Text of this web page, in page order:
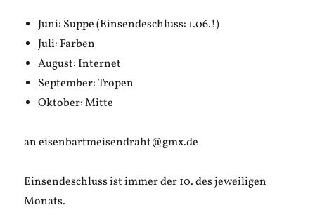
Juni: Suppe (Einsendeschluss: 1.06.!)
Juli: Farben
August: Internet
September: Tropen
Oktober: Mitte
an eisenbartmeisendraht@gmx.de
Einsendeschluss ist immer der 10. des jeweiligen
Monats.